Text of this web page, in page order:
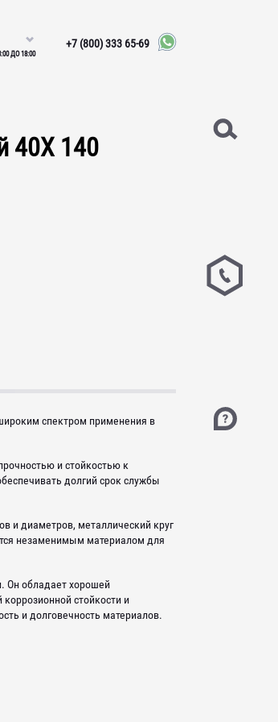
ДО 18:00
+7 (800) 333 65-69
40Х 140
спектром применения в
и стойкостью к
долгий срок службы
и диаметров, металлический круг
незаменимым материалом для
Он обладает хорошей
стойкости и
и долговечность материалов.